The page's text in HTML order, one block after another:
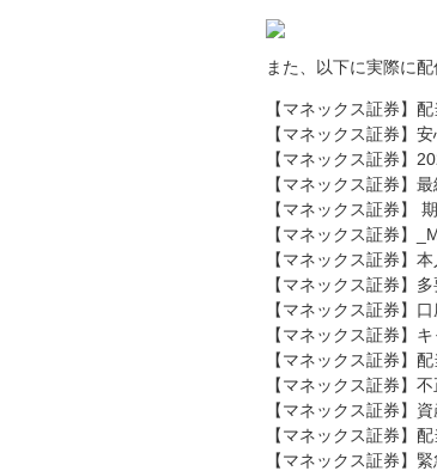
また、以下に実際に
【マネックス証券】
【マネックス証券】
【マネックス証券】
【マネックス証券】
【マネックス証券】
【マネックス証券】
【マネックス証券】
【マネックス証券】
【マネックス証券】
【マネックス証券】
【マネックス証券】
【マネックス証券】
【マネックス証券】
【マネックス証券】
【マネックス証券】